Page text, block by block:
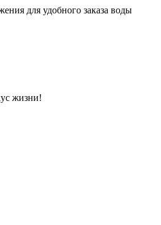
для удобного заказа воды
жизни!